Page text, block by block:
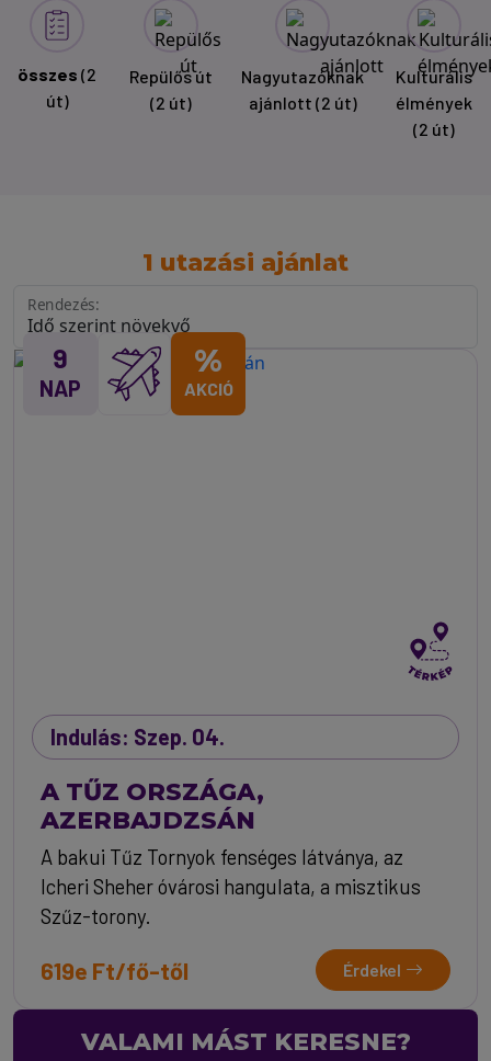
összes (2
út)
Repülős út
(2 út)
Nagyutazóknak
ajánlott (2 út)
Kulturális
élmények
(2 út)
1 utazási ajánlat
Rendezés:
9
NAP
%
AKCIÓ
Indulás: Szep. 04.
A TŰZ ORSZÁGA,
AZERBAJDZSÁN
A bakui Tűz Tornyok fenséges látványa, az
Icheri Sheher óvárosi hangulata, a misztikus
Szűz-torony.
619e Ft/fő-től Érdekel
VALAMI MÁST KERESNE?